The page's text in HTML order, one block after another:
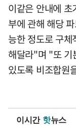
이같은 안내에
부에 관해 해당
능한 정도로 구
해달라"며 "또 기
있도록 비조합원
이시간 핫뉴스